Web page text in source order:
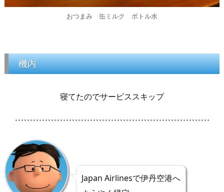
おつまみ 缶ミルク ボトル水
機内
寝てたのでサービススキップ
Japan Airlinesで伊丹空港へ